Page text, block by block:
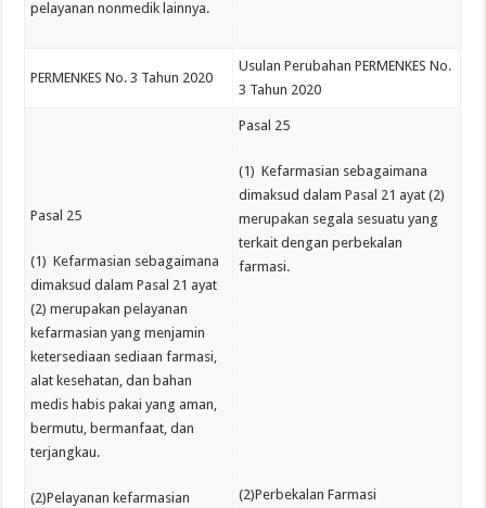
pelayanan nonmedik lainnya.
PERMENKES No. 3 Tahun 2020
Usulan Perubahan PERMENKES No.
3 Tahun 2020
Pasal 25
(1) Kefarmasian sebagaimana
dimaksud dalam Pasal 21 ayat
(2) merupakan pelayanan
kefarmasian yang menjamin
ketersediaan sediaan farmasi,
alat kesehatan, dan bahan
medis habis pakai yang aman,
bermutu, bermanfaat, dan
terjangkau.
(2)Pelayanan kefarmasian
Pasal 25
(1) Kefarmasian sebagaimana
dimaksud dalam Pasal 21 ayat (2)
merupakan segala sesuatu yang
terkait dengan perbekalan
farmasi.
(2)Perbekalan Farmasi